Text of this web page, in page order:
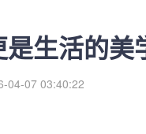
生活的美
04-07 03:40:22